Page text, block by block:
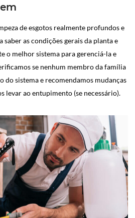
de esgotos realmente profundos e
saber as condições gerais da planta e
o melhor sistema para gerenciá-la e
se nenhum membro da família
do sistema e recomendamos mudanças
levar ao entupimento (se necessário).